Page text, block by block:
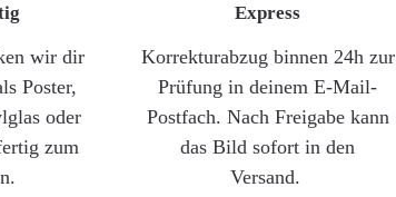
wir dir
Poster,
oder
zum
Express
Korrekturabzug binnen 24h zur
Prüfung in deinem E-Mail-
Postfach. Nach Freigabe kann
das Bild sofort in den
Versand.